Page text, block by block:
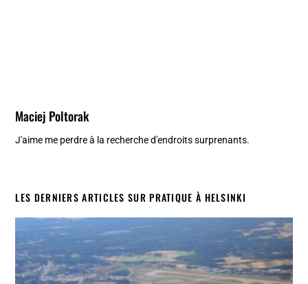
Maciej Poltorak
J'aime me perdre à la recherche d'endroits surprenants.
LES DERNIERS ARTICLES SUR PRATIQUE À HELSINKI